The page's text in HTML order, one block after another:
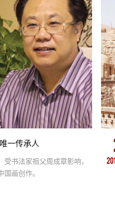
一传承人
书法家祖父周成章影响，
画创作。